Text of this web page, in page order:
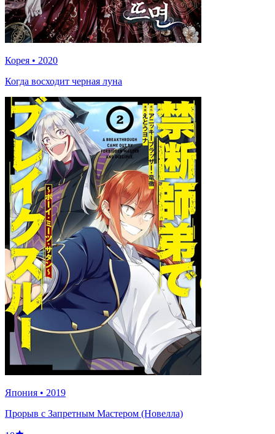
Корея • 2020
Когда восходит черная луна
Япония • 2019
Прорыв с Запретным Мастером (Новелла)